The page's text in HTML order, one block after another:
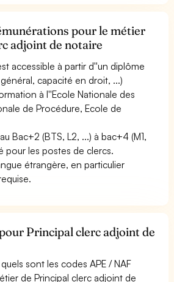
pour le métier
adjoint de notaire
accessible à partir d''un diplôme
capacité en droit, ...)
à l''Ecole Nationale des
de Procédure, Ecole de
Bac+2 (BTS, L2, ...) à bac+4 (M1,
pour les postes de clercs.
étrangère, en particulier
Principal clerc adjoint de
sont les codes APE / NAF
de Principal clerc adjoint de